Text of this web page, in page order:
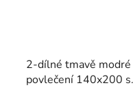
2-dílné tmavě modré
povlečení 140x200 s